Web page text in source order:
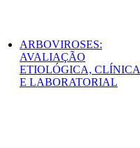
ARBOVIROSES:
AVALIAÇÃO
ETIOLÓGICA, CLÍNICA
E LABORATORIAL